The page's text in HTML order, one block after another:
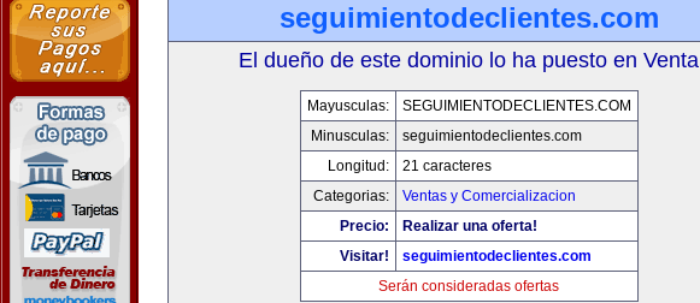
seguimientodeclientes.com
El dueño de este dominio lo ha puesto en Venta
Mayusculas:
SEGUIMIENTODECLIENTES.COM
Minusculas:
seguimientodeclientes.com
Longitud:
21 caracteres
Categorias:
Ventas y Comercializacion
Precio:
Realizar una oferta!
Visitar!
seguimientodeclientes.com
Serán consideradas ofertas